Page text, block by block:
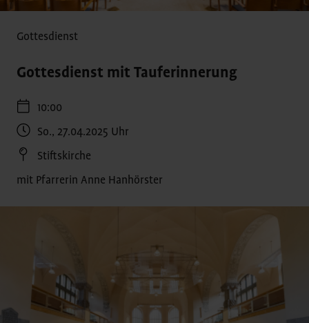
Gottesdienst
Gottesdienst mit Tauferinnerung
10:00
So., 27.04.2025 Uhr
Stiftskirche
mit Pfarrerin Anne Hanhörster